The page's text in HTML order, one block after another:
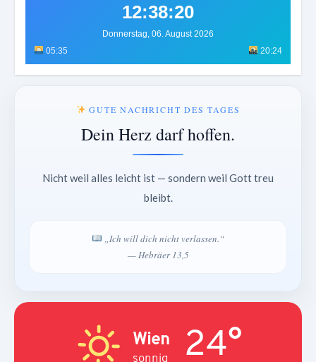
12:38:24
Donnerstag, 06. August 2026
05:35
20:24
GUTE NACHRICHT DES TAGES
Dein Herz darf hoffen.
Nicht weil alles leicht ist — sondern weil Gott treu
bleibt.
„Ich will dich nicht verlassen.“
— Hebräer 13,5
Wien
sonnig 24°